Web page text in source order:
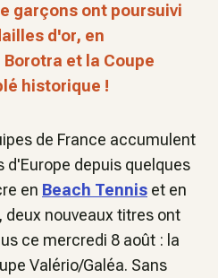
garçons ont poursuivi
d'or, en
et la Coupe
historique !
de France accumulent
d'Europe depuis quelques
en Beach Tennis et en
deux nouveaux titres ont
ce mercredi 8 août : la
Valério/Galéa. Sans